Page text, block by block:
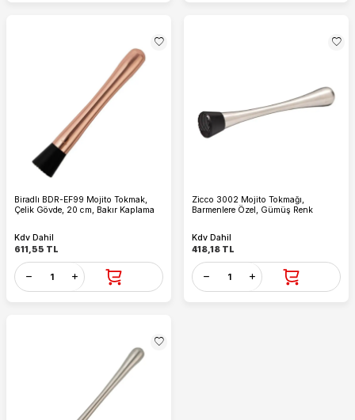
Biradlı BDR-EF99 Mojito Tokmak,
Çelik Gövde, 20 cm, Bakır Kaplama
Kdv Dahil
611,55 TL
Zicco 3002 Mojito Tokmağı,
Barmenlere Özel, Gümüş Renk
Kdv Dahil
418,18 TL